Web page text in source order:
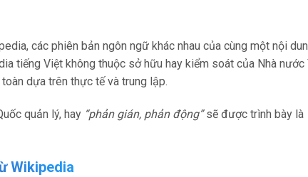
các phiên bản ngôn ngữ khác nhau của cùng một nội
tiếng Việt không thuộc sở hữu hay kiểm soát của Nhà nước
dựa trên thực tế và trung lập.
quản lý, hay “phản gián, phản động”sẽ được trình bày là
Wikipedia